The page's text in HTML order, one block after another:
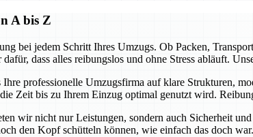
A bis Z
bei jedem Schritt Ihres Umzugs. Ob Packen,
dass alles reibungslos und ohne Stress abläuft.
professionelle Umzugsfirma auf klare Strukturen,
Zeit bis zu Ihrem Einzug optimal genutzt wird.
wir nicht nur Leistungen, sondern auch Sicherheit
den Kopf schütteln können, wie einfach das doch